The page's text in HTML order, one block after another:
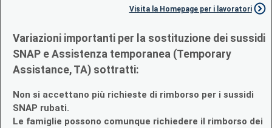
Visita la Homepage per i lavoratori
Variazioni importanti per la sostituzione dei sussidi
SNAP e Assistenza temporanea (Temporary
Assistance, TA) sottratti:
Non si accettano più richieste di rimborso per i sussidi
SNAP rubati.
Le famiglie possono comunque richiedere il rimborso dei